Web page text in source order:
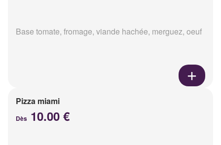
Base tomate, fromage, viande hachée, merguez, oeuf
Pizza miami
Dès 10.00 €